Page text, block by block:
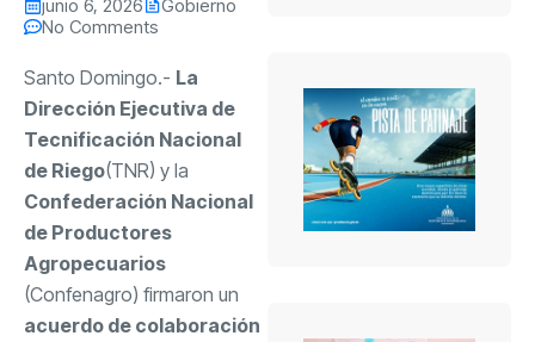
junio 6, 2026
Gobierno
No Comments
Santo Domingo.- La
Dirección Ejecutiva de
Tecnificación Nacional
de Riego(TNR) y la
Confederación Nacional
de Productores
Agropecuarios
(Confenagro) firmaron un
acuerdo de colaboración